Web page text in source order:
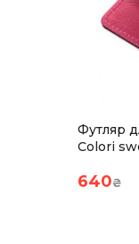
Футляр
Colori
640₴